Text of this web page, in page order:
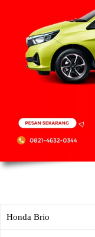
Honda Brio